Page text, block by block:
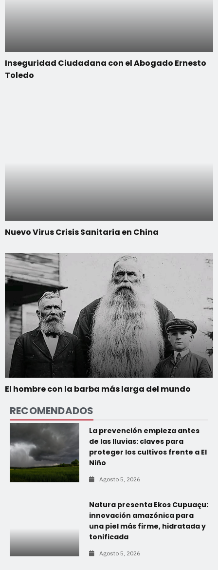
Inseguridad Ciudadana con el Abogado Ernesto
Toledo
Nuevo Virus Crisis Sanitaria en China
El hombre con la barba más larga del mundo
RECOMENDADOS
La prevención empieza antes
de las lluvias: claves para
proteger los cultivos frente a El
Niño
Agosto 5, 2026
Natura presenta Ekos Cupuaçu:
innovación amazónica para
una piel más firme, hidratada y
tonificada
Agosto 5, 2026